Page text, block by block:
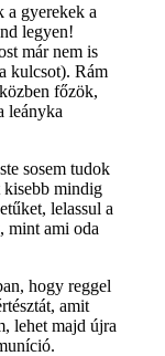
a gyerekek a
legyen!
már nem is
kulcsot). Rám
főzök,
leányka
sosem tudok
kisebb mindig
lelassul a
mint ami oda
hogy reggel
amit
lehet majd újra